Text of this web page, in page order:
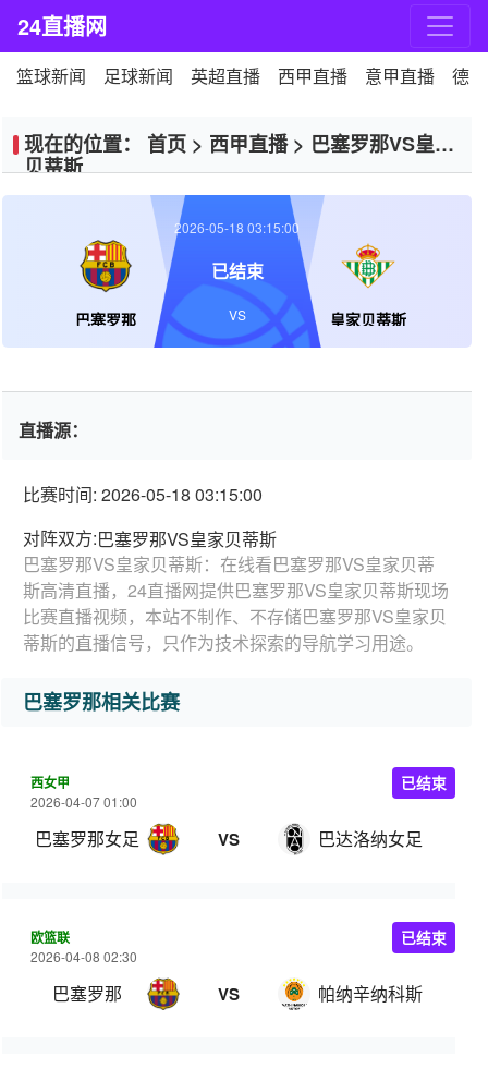
24直播网
篮球新闻 足球新闻 英超直播 西甲直播 意甲直播 德
现在的位置： 首页 > 西甲直播> 巴塞罗那VS皇家
贝蒂斯
巴塞罗那 皇家贝蒂斯
2026-05-18 03:15:00
已结束
VS
直播源：
比赛时间: 2026-05-18 03:15:00
对阵双方:巴塞罗那VS皇家贝蒂斯
巴塞罗那VS皇家贝蒂斯：在线看巴塞罗那VS皇家贝蒂
斯高清直播，24直播网提供巴塞罗那VS皇家贝蒂斯现场
比赛直播视频，本站不制作、不存储巴塞罗那VS皇家贝
蒂斯的直播信号，只作为技术探索的导航学习用途。
巴塞罗那相关比赛
西女甲
2026-04-07 01:00
巴塞罗那女足 VS 巴达洛纳女足
已结束
欧篮联
2026-04-08 02:30
巴塞罗那 VS 帕纳辛纳科斯
已结束